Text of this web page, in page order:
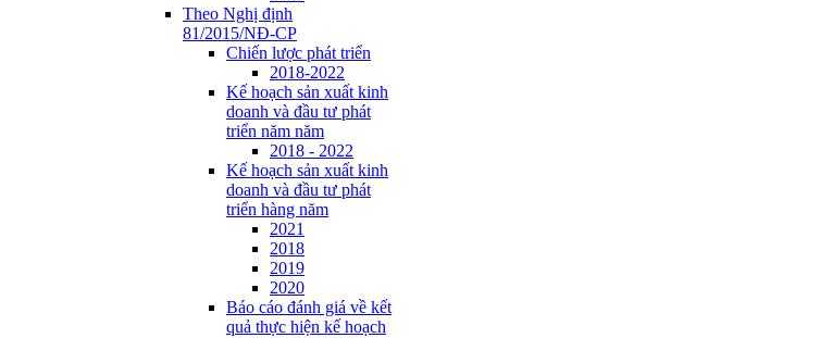
Theo Nghị định
81/2015/NĐ-CP
Chiến lược phát triển
2018-2022
Kế hoạch sản xuất kinh
doanh và đầu tư phát
triển năm năm
2018 - 2022
Kế hoạch sản xuất kinh
doanh và đầu tư phát
triển hàng năm
2021
2018
2019
2020
Báo cáo đánh giá về kết
quả thực hiện kế hoạch